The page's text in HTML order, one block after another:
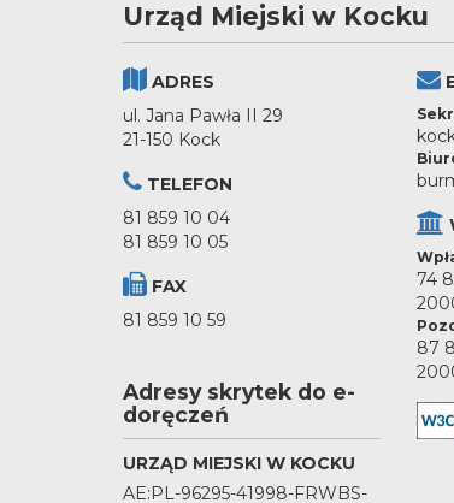
Urząd Miejski w Kocku
ADRES
ul. Jana Pawła II 29
21-150 Kock
TELEFON
81 859 10 04
81 859 10 05
FAX
81 859 10 59
Adresy skrytek do e-
doręczeń
URZĄD MIEJSKI W KOCKU
AE:PL-96295-41998-FRWBS-
74
87